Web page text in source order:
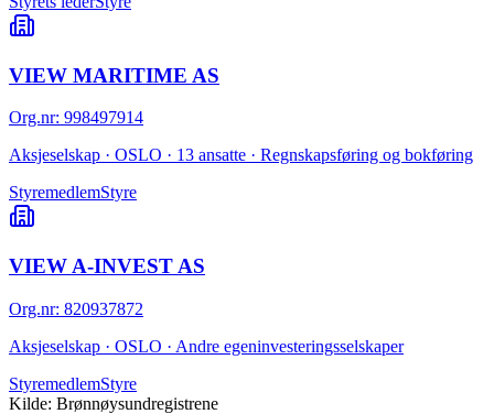
VIEW MARITIME AS
Org.nr: 998497914
Aksjeselskap · OSLO · 13 ansatte · Regnskapsføring og bokføring
StyremedlemStyre
VIEW A-INVEST AS
Org.nr: 820937872
Aksjeselskap · OSLO · Andre egeninvesteringsselskaper
StyremedlemStyre
Kilde: Brønnøysundregistrene